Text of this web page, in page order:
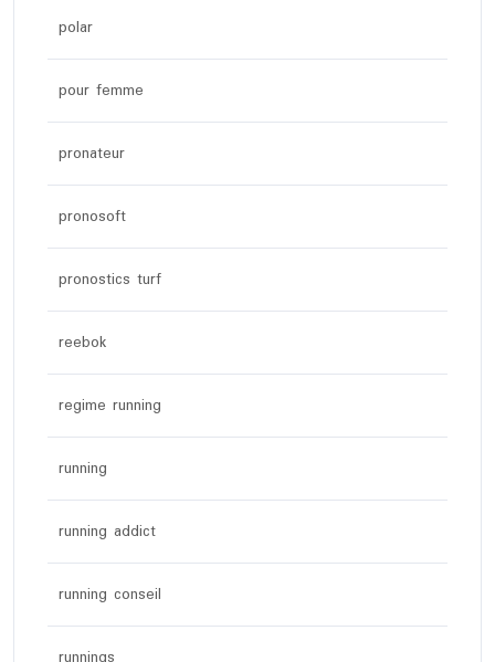
polar
pour femme
pronateur
pronosoft
pronostics turf
reebok
regime running
running
running addict
running conseil